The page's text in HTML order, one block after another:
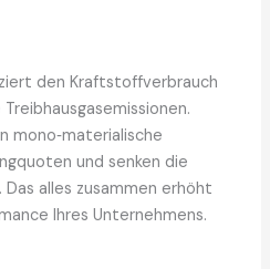
den Kraftstoffverbrauch
mono‑materialische
und senken die
alles zusammen erhöht
Ihres Unternehmens.